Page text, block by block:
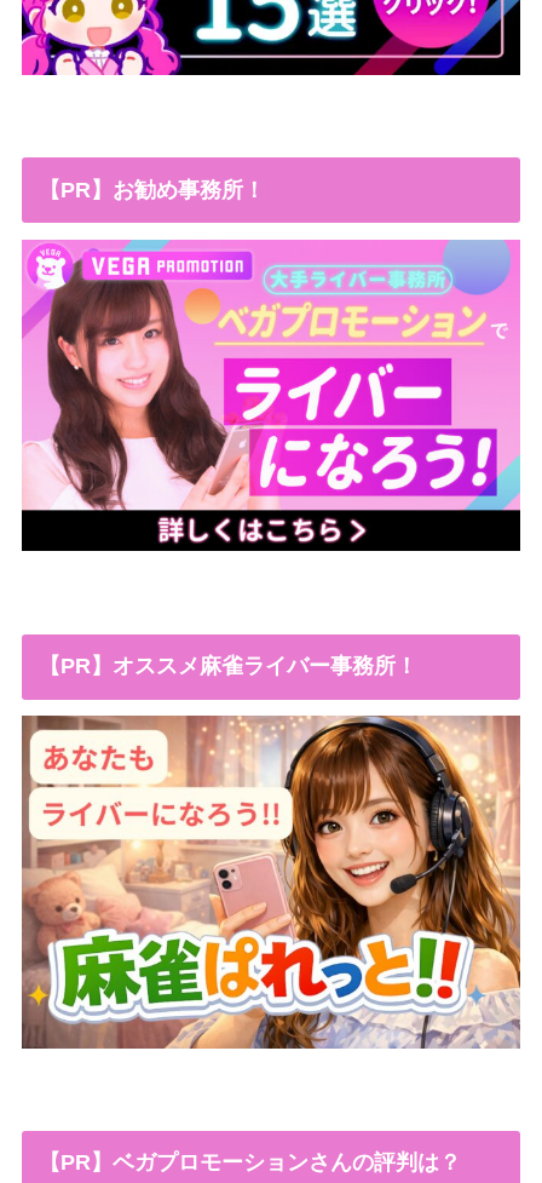
【PR】お勧め事務所！
【PR】オススメ麻雀ライバー事務所！
【PR】ベガプロモーションさんの評判は？